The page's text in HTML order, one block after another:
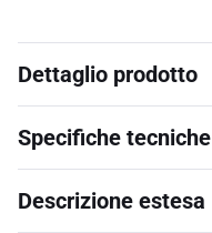
Dettaglio prodotto
Specifiche tecniche
Descrizione estesa